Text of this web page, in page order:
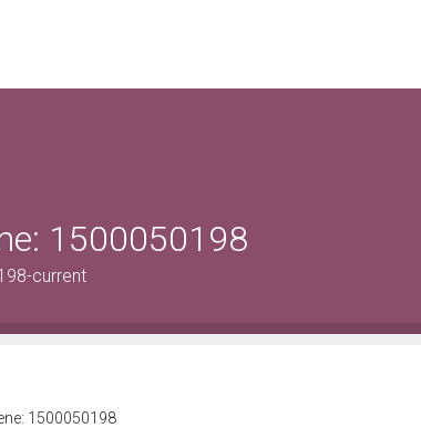
1500050198
current
1500050198